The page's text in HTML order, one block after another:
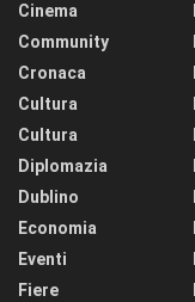
Cinema
Community
Cronaca
Cultura
Cultura
Diplomazia
Dublino
Economia
Eventi
Fiere